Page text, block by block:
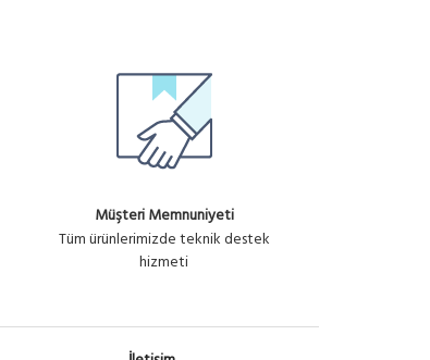
Müşteri Memnuniyeti
Tüm ürünlerimizde teknik destek
hizmeti